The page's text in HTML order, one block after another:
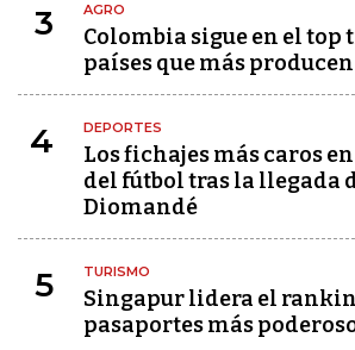
3 AGRO
Colombia sigue en el top
países que más
4 DEPORTES
Los fichajes más caros
del fútbol tras la llegada
Diomandé
5 TURISMO
Singapur lidera el
pasaportes más